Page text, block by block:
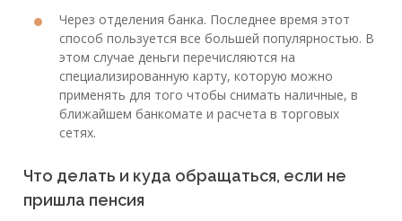
Через отделения банка. Последнее время этот
способ пользуется все большей популярностью. В
этом случае деньги перечисляются на
специализированную карту, которую можно
применять для того чтобы снимать наличные, в
ближайшем банкомате и расчета в торговых
сетях.
Что делать и куда обращаться, если не
пришла пенсия